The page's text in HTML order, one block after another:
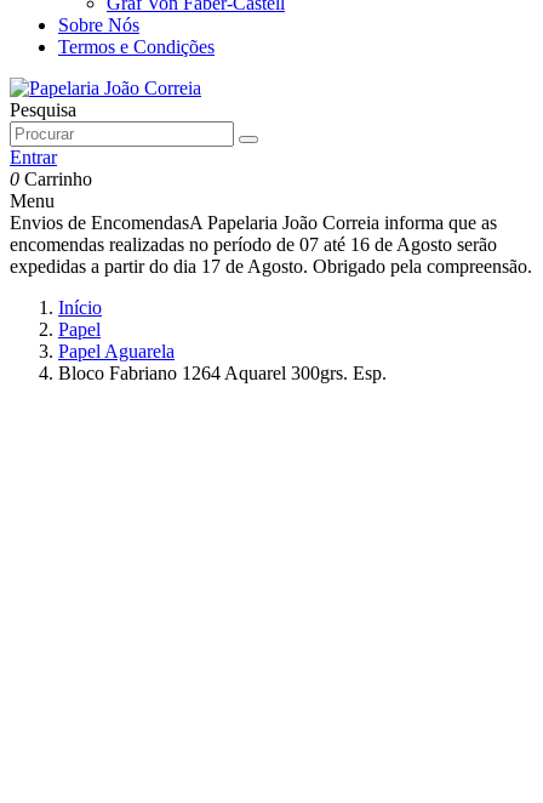
Sobre Nós
Termos e Condições
Pesquisa
Entrar
0 Carrinho
Menu
Envios de EncomendasA Papelaria João Correia informa que as
encomendas realizadas no período de 07 até 16 de Agosto serão
expedidas a partir do dia 17 de Agosto. Obrigado pela compreensão.
Início
Papel
Papel Aguarela
Bloco Fabriano 1264 Aquarel 300grs. Esp.